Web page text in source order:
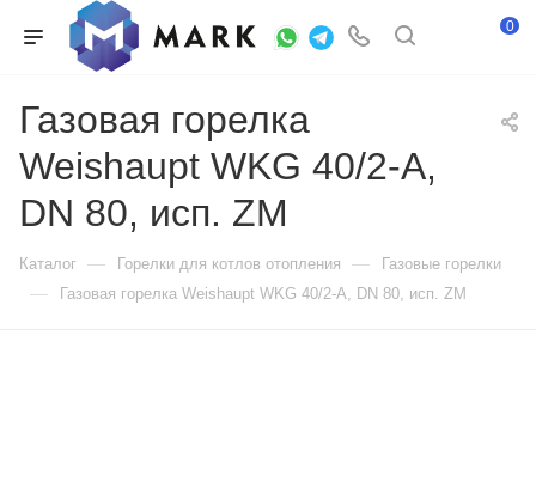
0
Газовая горелка
Weishaupt WKG 40/2-A,
DN 80, исп. ZM
Каталог — Горелки для котлов отопления — Газовые горелки
— Газовая горелка Weishaupt WKG 40/2-A, DN 80, исп. ZM